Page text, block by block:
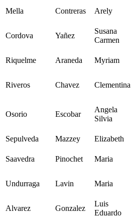
Mella Contreras Arely
Cordova Yañez
Susana
Carmen
Riquelme Araneda Myriam
Riveros Chavez Clementina
Osorio Escobar
Angela
Silvia
Sepulveda Mazzey Elizabeth
Saavedra Pinochet Maria
Undurraga Lavin Maria
Alvarez Gonzalez
Luis
Eduardo